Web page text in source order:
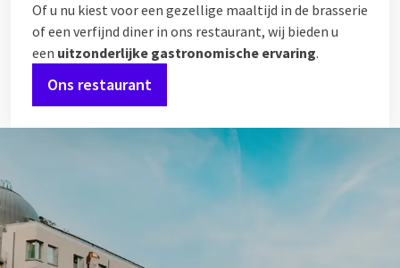
Of u nu kiest voor een gezellige maaltijd in de brasserie
of een verfijnd diner in ons restaurant, wij bieden u
een uitzonderlijke gastronomische ervaring.
Ons restaurant